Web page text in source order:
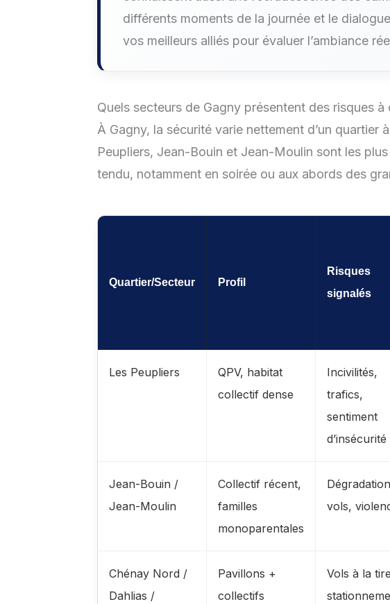
différents moments de la journée et le
vos meilleurs alliés pour évaluer l’ambiance
Quels secteurs de Gagny présentent des risques à
À Gagny, la sécurité varie nettement d’un quartier
Peupliers, Jean-Bouin et Jean-Moulin sont les
tendu, notamment en soirée ou aux abords des
Quartier/Secteur Profil
Risques
signalés
Les Peupliers
QPV, habitat
collectif dense
Incivilités,
trafics,
sentiment
d’insécurité
Jean-Bouin /
Jean-Moulin
Collectif récent,
familles
monoparentales
vols,
Chénay Nord /
Dahlias /
Pavillons +
collectifs
Vols à la